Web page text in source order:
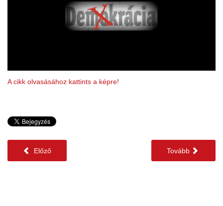
A cikk olvasásához kattints a képre!
Előző Tovább